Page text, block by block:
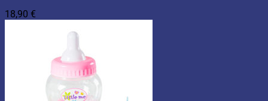
18,90 €